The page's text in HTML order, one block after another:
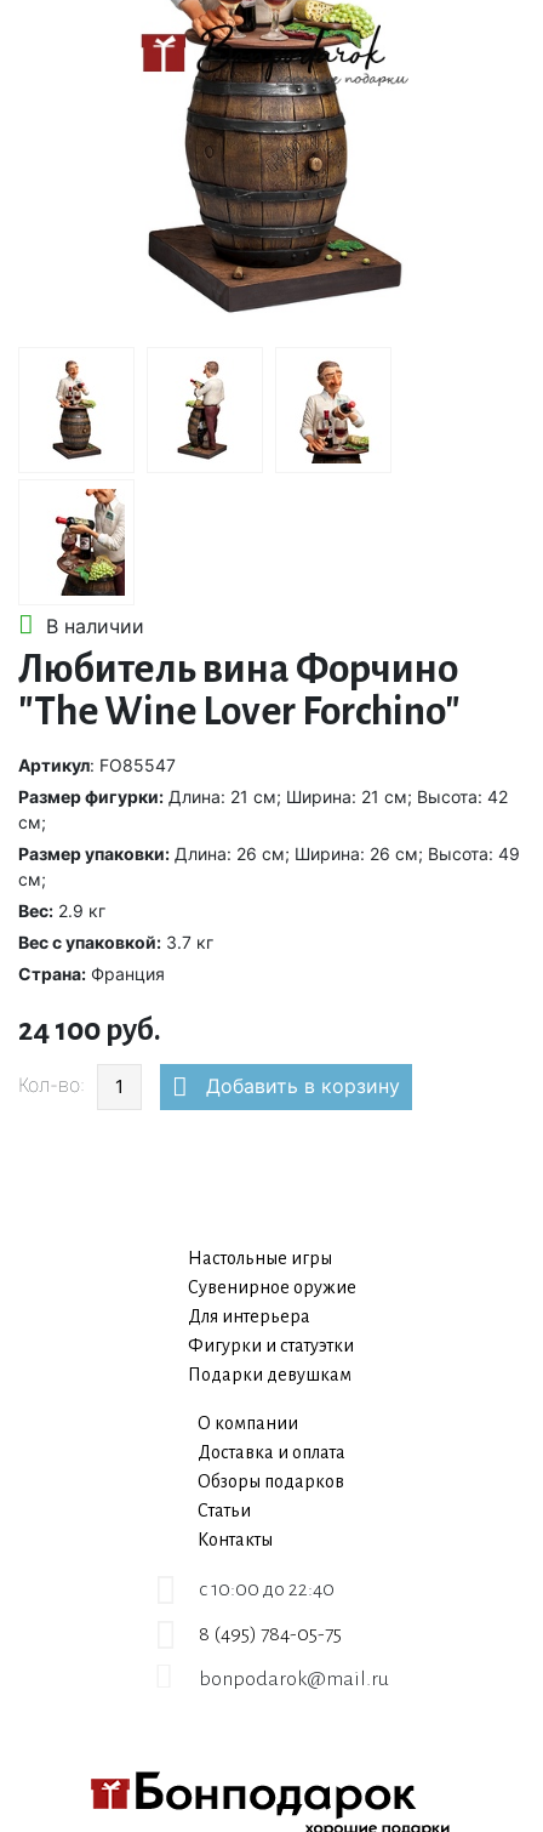
В наличии
Любитель вина Форчино
"The Wine Lover Forchino"
Артикул: FO85547
Размер фигурки: Длина: 21 см; Ширина: 21 см; Высота: 42
см;
Размер упаковки: Длина: 26 см; Ширина: 26 см; Высота: 49
см;
Вес: 2.9 кг
Вес с упаковкой: 3.7 кг
Страна: Франция
24 100 руб.
Кол-во: Добавить в корзину
Настольные игры
Сувенирное оружие
Для интерьера
Фигурки и статуэтки
Подарки девушкам
О компании
Доставка и оплата
Обзоры подарков
Статьи
Контакты
c 10:00 до 22:40
8 (495) 784-05-75
bonpodarok@mail.ru